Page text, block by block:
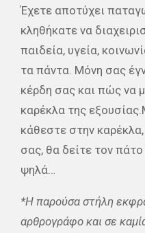
Έχετε αποτύχει
κληθήκατε να
παιδεία, υγεία,
τα πάντα. Μόνη σας
κέρδη σας και πώς να
καρέκλα της
κάθεστε στην
σας, θα δείτε τον
ψηλά…
*Η παρούσα στήλη
αρθρογράφο και σε